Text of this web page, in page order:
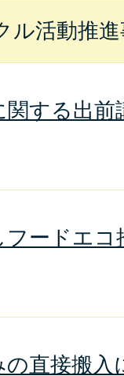
ル活動推
関する出
フードエ
の直接搬入